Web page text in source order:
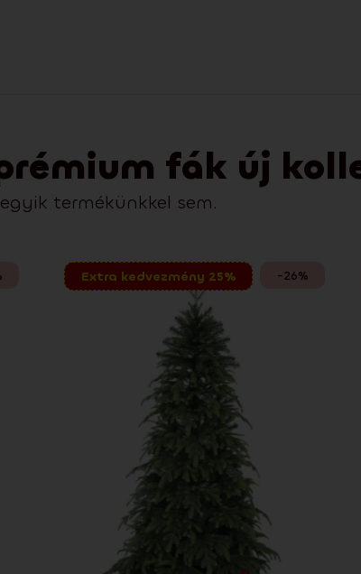
fák új
termékünkkel sem.
-26%
Extra kedvezmény 25%